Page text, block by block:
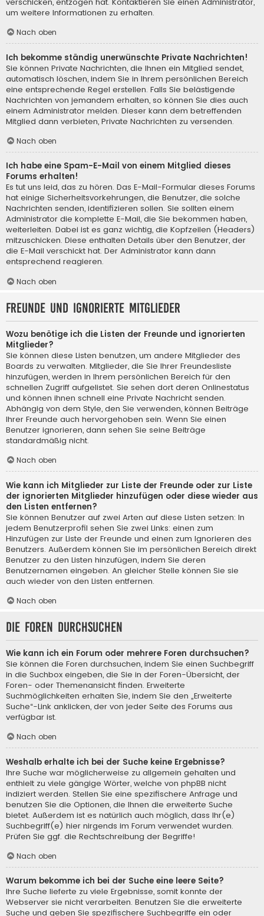
um weitere Informationen zu erhalten.
Nach oben
Ich bekomme ständig unerwünschte Private Nachrichten!
Sie können Private Nachrichten, die Ihnen ein Mitglied sendet,
automatisch löschen, indem Sie in Ihrem persönlichen Bereich
eine entsprechende Regel erstellen. Falls Sie belästigende
Nachrichten von jemandem erhalten, so können Sie dies auch
einem Administrator melden. Dieser kann dem betreffenden
Mitglied dann verbieten, Private Nachrichten zu versenden.
Nach oben
Ich habe eine Spam-E-Mail von einem Mitglied dieses
Forums erhalten!
Es tut uns leid, das zu hören. Das E-Mail-Formular dieses Forums
hat einige Sicherheitsvorkehrungen, die Benutzer, die solche
Nachrichten senden, identifizieren sollen. Sie sollten einem
Administrator die komplette E-Mail, die Sie bekommen haben,
weiterleiten. Dabei ist es ganz wichtig, die Kopfzeilen (Headers)
mitzuschicken. Diese enthalten Details über den Benutzer, der
die E-Mail verschickt hat. Der Administrator kann dann
entsprechend reagieren.
Nach oben
Freunde und ignorierte Mitglieder
Wozu benötige ich die Listen der Freunde und ignorierten
Mitglieder?
Sie können diese Listen benutzen, um andere Mitglieder des
Boards zu verwalten. Mitglieder, die Sie Ihrer Freundesliste
hinzufügen, werden in Ihrem persönlichen Bereich für den
schnellen Zugriff aufgelistet. Sie sehen dort deren Onlinestatus
und können ihnen schnell eine Private Nachricht senden.
Abhängig von dem Style, den Sie verwenden, können Beiträge
Ihrer Freunde auch hervorgehoben sein. Wenn Sie einen
Benutzer ignorieren, dann sehen Sie seine Beiträge
standardmäßig nicht.
Nach oben
Wie kann ich Mitglieder zur Liste der Freunde oder zur Liste
der ignorierten Mitglieder hinzufügen oder diese wieder aus
den Listen entfernen?
Sie können Benutzer auf zwei Arten auf diese Listen setzen: In
jedem Benutzerprofil sehen Sie zwei Links: einen zum
Hinzufügen zur Liste der Freunde und einen zum Ignorieren des
Benutzers. Außerdem können Sie im persönlichen Bereich direkt
Benutzer zu den Listen hinzufügen, indem Sie deren
Benutzernamen eingeben. An gleicher Stelle können Sie sie
auch wieder von den Listen entfernen.
Nach oben
Die Foren durchsuchen
Wie kann ich ein Forum oder mehrere Foren durchsuchen?
Sie können die Foren durchsuchen, indem Sie einen Suchbegriff
in die Suchbox eingeben, die Sie in der Foren-Übersicht, der
Foren- oder Themenansicht finden. Erweiterte
Suchmöglichkeiten erhalten Sie, indem Sie den „Erweiterte
Suche“-Link anklicken, der von jeder Seite des Forums aus
verfügbar ist.
Nach oben
Weshalb erhalte ich bei der Suche keine Ergebnisse?
Ihre Suche war möglicherweise zu allgemein gehalten und
enthielt zu viele gängige Wörter, welche von phpBB nicht
indiziert werden. Stellen Sie eine spezifischere Anfrage und
benutzen Sie die Optionen, die Ihnen die erweiterte Suche
bietet. Außerdem ist es natürlich auch möglich, dass Ihr(e)
Suchbegriff(e) hier nirgends im Forum verwendet wurden.
Prüfen Sie ggf. die Rechtschreibung der Begriffe!
Nach oben
Warum bekomme ich bei der Suche eine leere Seite?
Ihre Suche lieferte zu viele Ergebnisse, somit konnte der
Webserver sie nicht verarbeiten. Benutzen Sie die erweiterte
Suche und geben Sie spezifischere Suchbegriffe ein oder